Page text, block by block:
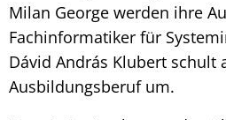
Milan George werden ihre
Fachinformatiker für
Dávid András Klubert schult
Ausbildungsberuf um.